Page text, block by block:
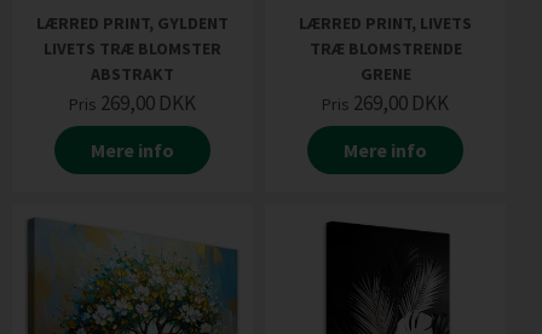
LÆRRED PRINT, GYLDENT
LIVETS TRÆ BLOMSTER
ABSTRAKT
Pris 269,00 DKK
Mere info
LÆRRED PRINT, LIVETS
TRÆ BLOMSTRENDE
GRENE
Pris 269,00 DKK
Mere info